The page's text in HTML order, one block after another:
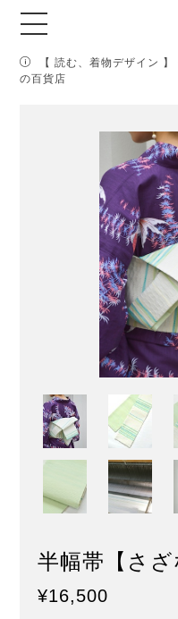
【 読む、着物デザイン
の百貨店
半幅帯【さ
¥16,500